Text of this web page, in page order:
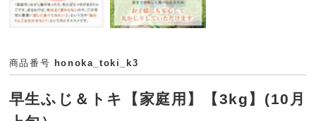
商品番号 honoka_toki_k3
早生ふじ＆トキ【家庭用】【3kg】(10月